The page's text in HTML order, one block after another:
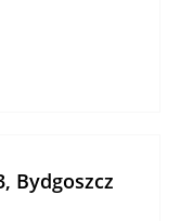
Bydgoszcz